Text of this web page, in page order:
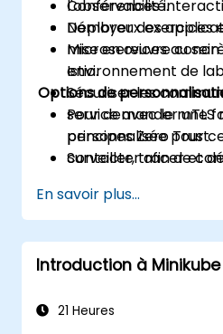
l'observabilité.
Déployer des
microservices au
Istio.
Sécuriser les
service avec le
principes Zero Trust.
Surveiller, tracer et
et Jaeger.
Intégrer Istio avec
politiques réseau
Conférences
Nombreux exercices
Mise en œuvre
environnement de
Options de
Pour demander une
personnalisée pour
contacter afin de
En savoir plus...
Introduction à
21 Heures